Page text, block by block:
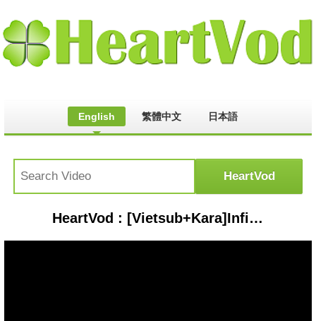
English 繁體中文 日本語
HeartVod : [Vietsub+Kara]Infinite - Paradise